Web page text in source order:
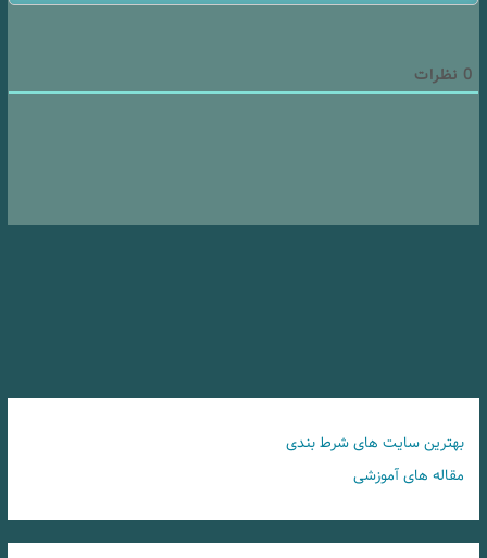
0 نظرات
بهترین سایت های شرط بندی
مقاله های آموزشی